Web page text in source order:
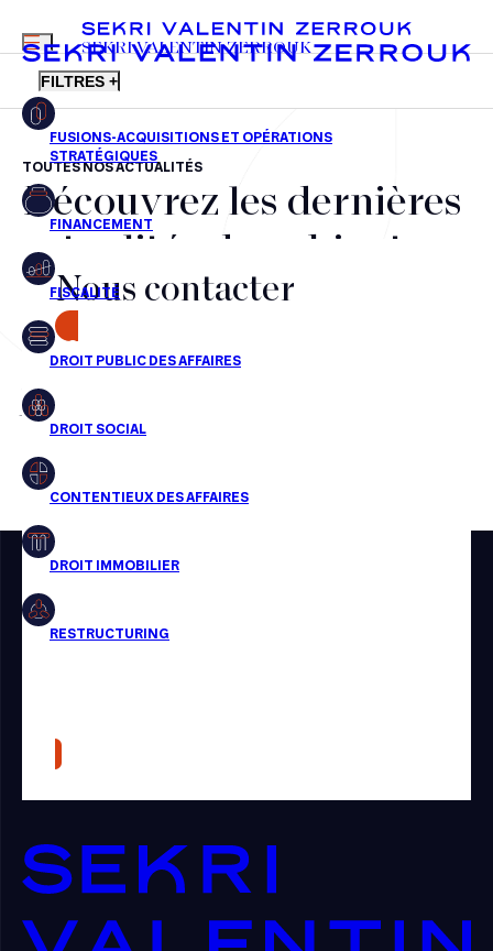
FR EN
MENU
SEKRI VALENTIN ZERROUK
FILTRES +
Fusions-acquisitions et opérations stratégiques
Financement
Fiscalité
Droit public des affaires
Droit social
Droit immobilier
Restructuring
Presse
TOUTES NOS ACTUALITÉS
Découvrez les dernières
actualités du cabinet,
nos récompenses et nos
transactions, jour après
jour
Aucun résultats pour cette recherche
Nous contacter